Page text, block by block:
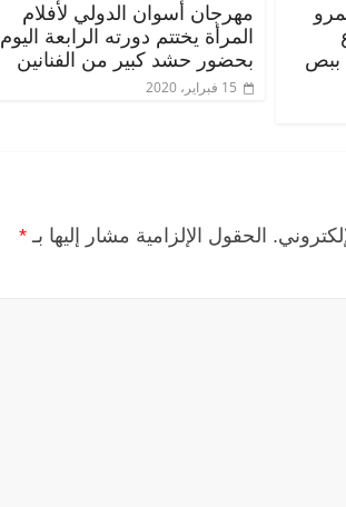
ببص
مهرجان أسوان الدولي لأفلام
المرأة يختتم دورته الرابعة اليوم
بحضور حشد كبير من الفنانين
15 فبراير، 2020
الحقول الإلزامية مشار إليها بـ *